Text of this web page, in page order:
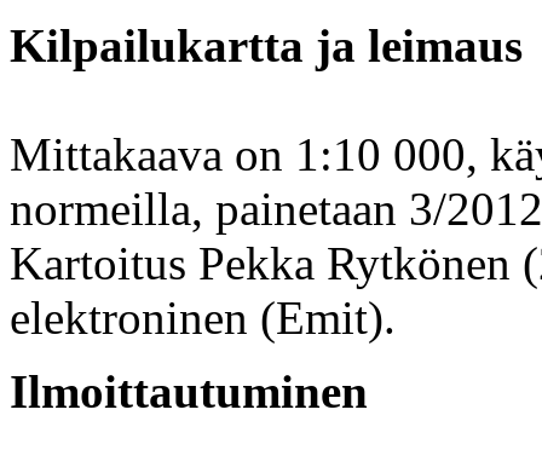
Kilpailukartta ja leimaus
Mittakaava on 1:10 000,
normeilla, painetaan 3/
Kartoitus Pekka Rytkönen
elektroninen (Emit).
Ilmoittautuminen